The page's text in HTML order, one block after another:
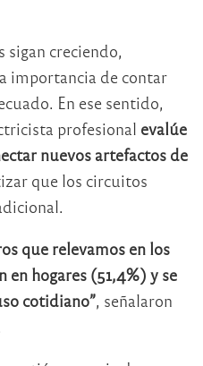
sigan creciendo,
importancia de contar
En ese sentido,
profesional evalúe
nuevos artefactos de
que los circuitos
que relevamos en los
hogares (51,4%) y se
cotidiano”, señalaron